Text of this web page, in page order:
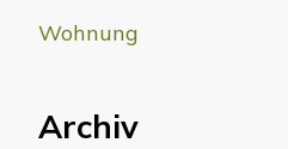
Wohnung
Archiv